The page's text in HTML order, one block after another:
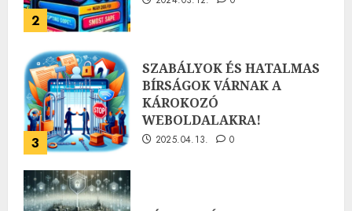
2
3
SZABÁLYOK ÉS HATALMAS
BÍRSÁGOK VÁRNAK A
KÁROKOZÓ
WEBOLDALAKRA!
2025.04.13. 0